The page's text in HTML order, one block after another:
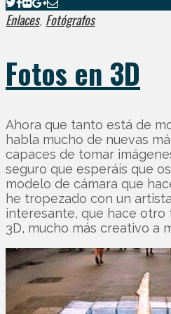
Enlaces, Fotógrafos
Fotos en 3D
Ahora que tanto está de
habla mucho de nuevas
capaces de tomar
seguro que esperáis que
modelo de cámara que
he tropezado con un
interesante, que hace otro
3D, mucho más creativo a